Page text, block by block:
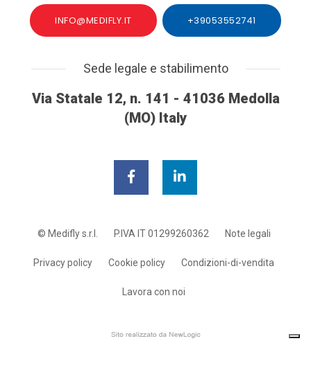
INFO@MEDIFLY.IT +39053552741
Sede legale e stabilimento
Via Statale 12, n. 141 - 41036 Medolla
(MO) Italy
© Medifly s.r.l. P.IVA IT 01299260362 Note legali
Privacy policy Cookie policy Condizioni-di-vendita
Lavora con noi